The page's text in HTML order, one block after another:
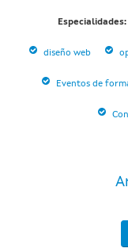
Especialidades:
diseño web
Eventos de